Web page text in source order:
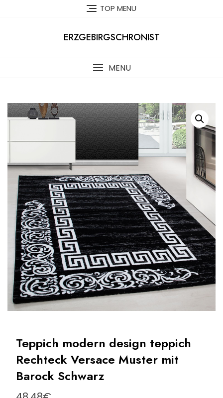
TOP MENU
ERZGEBIRGSCHRONIST
MENU
Teppich modern design teppich
Rechteck Versace Muster mit
Barock Schwarz